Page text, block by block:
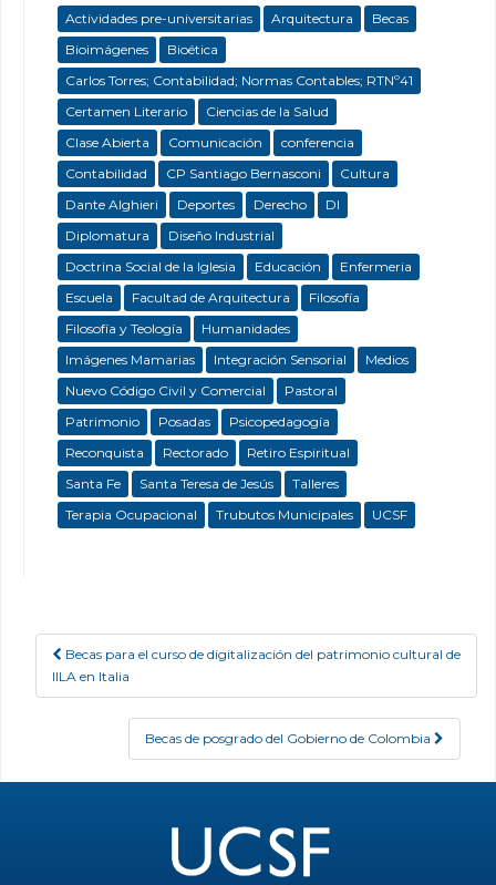
Actividades pre-universitarias Arquitectura
Becas
Bioimágenes
Bioética
Carlos Torres; Contabilidad; Normas Contables; RTNº41
Certamen Literario
Ciencias de la Salud
Clase Abierta
Comunicación
conferencia
Contabilidad
CP Santiago Bernasconi
Cultura
Dante Alghieri
Deportes Derecho
DI
Diplomatura
Diseño Industrial
Doctrina Social de la Iglesia
Educación
Enfermeria
Escuela
Facultad de Arquitectura
Filosofía
Filosofía y Teología
Humanidades
Imágenes Mamarias
Integración Sensorial
Medios
Nuevo Código Civil y Comercial
Pastoral
Patrimonio
Posadas
Psicopedagogía
Reconquista
Rectorado
Retiro Espiritual
Santa Fe
Santa Teresa de Jesús
Talleres
Terapia Ocupacional
Trubutos Municipales UCSF
Post navigation
Becas para el curso de digitalización del patrimonio cultural de
IILA en Italia
Becas de posgrado del Gobierno de Colombia